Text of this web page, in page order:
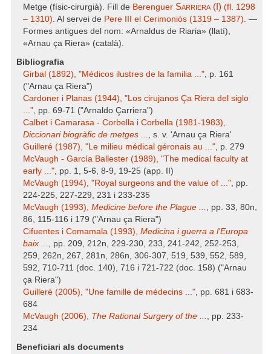
Metge (físic-cirurgià). Fill de Berenguer Sarriera (I) (fl. 1298
– 1310). Al servei de Pere III el Cerimoniós (1319 – 1387). —
Formes antigues del nom: «Arnaldus de Riaria» (llatí),
«Arnau ça Riera» (català).
Bibliografia
Girbal (1892), "Médicos ilustres de la familia ...", p. 161
("Arnau ça Riera")
Cardoner i Planas (1944), "Los cirujanos Ça Riera del siglo
...", pp. 69-71 ("Arnaldo Çarriera")
Calbet i Camarasa - Corbella i Corbella (1981-1983),
Diccionari biogràfic de metges ... , s. v. 'Arnau ça Riera'
Guilleré (1987), "Le milieu médical géronais au ...", p. 279
McVaugh - García Ballester (1989), "The medical faculty at
early ...", pp. 1, 5-6, 8-9, 19-25 (app. II)
McVaugh (1994), "Royal surgeons and the value of ...", pp.
224-225, 227-229, 231 i 233-235
McVaugh (1993), Medicine before the Plague ... , pp. 33, 80n,
86, 115-116 i 179 ("Arnau ça Riera")
Cifuentes i Comamala (1993), Medicina i guerra a l'Europa
baix ... , pp. 209, 212n, 229-230, 233, 241-242, 252-253,
259, 262n, 267, 281n, 286n, 306-307, 519, 539, 552, 589,
592, 710-711 (doc. 140), 716 i 721-722 (doc. 158) ("Arnau
ça Riera")
Guilleré (2005), "Une famille de médecins ...", pp. 681 i 683-
684
McVaugh (2006), The Rational Surgery of the ... , pp. 233-
234
Beneficiari als documents